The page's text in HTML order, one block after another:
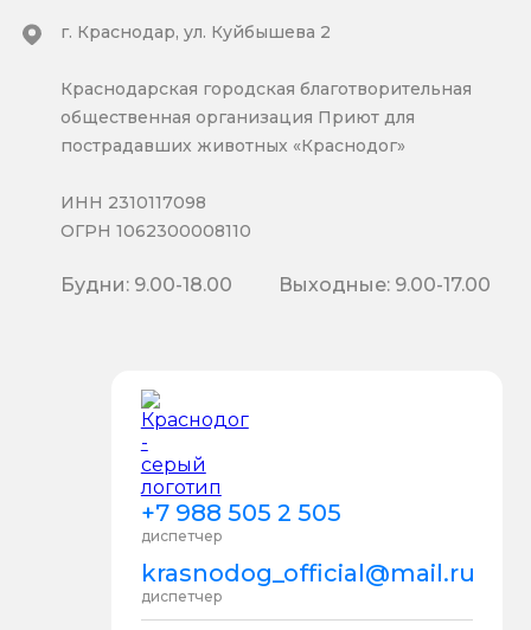
+7 988 505 2 505
диспетчер
krasnodog_official@mail.ru
диспетчер
г. Краснодар, ул. Куйбышева 2
Краснодарская городская благотворительная
общественная организация Приют для
пострадавших животных «Краснодог»
ИНН 2310117098
ОГРН 1062300008110
Будни: 9.00-18.00 Выходные: 9.00-17.00